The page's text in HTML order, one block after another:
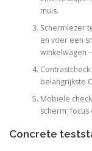
muis.
Schermlezer
en voer een
winkelwagen
belangrijkste
Mobiele
scherm;
Concrete